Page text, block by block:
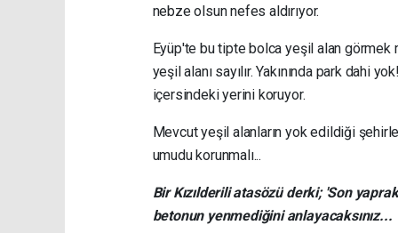
nebze olsun nefes aldırıyor.
Eyüp'te bu tipte bolca yeşil alan görmek
yeşil alanı sayılır. Yakınında park dahi
içersindeki yerini koruyor.
Mevcut yeşil alanların yok edildiği
umudu korunmalı...
Bir Kızılderili atasözü derki; 'Son
betonun yenmediğini anlayacaksınız...